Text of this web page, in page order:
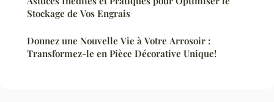
Stockage de Vos Engrais
Donnez une Nouvelle Vie à Votre Arrosoir :
Transformez-le en Pièce Décorative Unique!